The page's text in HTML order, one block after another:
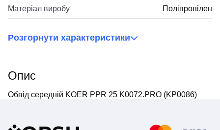
Матеріал виробу Поліпропілен
Розгорнути характеристики
Опис
Обвід середній KOER PPR 25 K0072.PRO (KP0086)